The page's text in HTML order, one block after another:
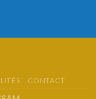
CONTACT